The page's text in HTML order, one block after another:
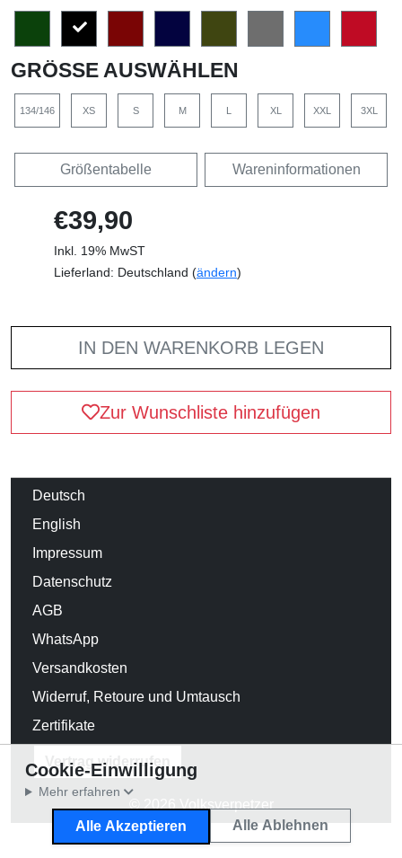
GRÖSSE AUSWÄHLEN
134/146 XS S M L XL XXL 3XL
Größentabelle Wareninformationen
€39,90
Inkl. 19% MwST
Lieferland: Deutschland (ändern)
IN DEN WARENKORB LEGEN
Zur Wunschliste hinzufügen
Deutsch
English
Impressum
Datenschutz
AGB
WhatsApp
Versandkosten
Widerruf, Retoure und Umtausch
Zertifikate
Vertrag widerrufen
© 2026 Volksverpetzer
Cookie-Einwilligung
Mehr erfahren
Alle Akzeptieren Alle Ablehnen